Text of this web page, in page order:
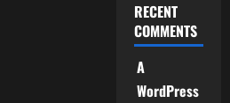
RECENT
COMMENTS
A
WordPress